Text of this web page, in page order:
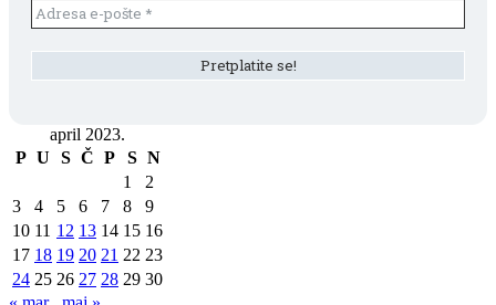
april 2023.
P U S Č P S N
1
2
3
4 5 6 7 8
9
10 11 12 13 14 15 16
17 18 19 20 21 22 23
24 25 26 27 28 29 30